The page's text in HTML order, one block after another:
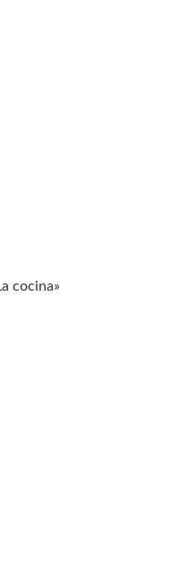
cocina»